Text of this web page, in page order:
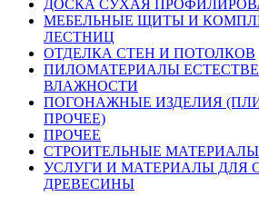
ДОСКА СУХАЯ
МЕБЕЛЬНЫЕ ЩИТЫ И
ЛЕСТНИЦ
ОТДЕЛКА СТЕН И ПОТОЛКОВ
ПИЛОМАТЕРИАЛЫ
ВЛАЖНОСТИ
ПОГОНАЖНЫЕ ИЗДЕЛИЯ
ПРОЧЕЕ)
ПРОЧЕЕ
СТРОИТЕЛЬНЫЕ
УСЛУГИ И МАТЕРИАЛЫ ДЛЯ
ДРЕВЕСИНЫ